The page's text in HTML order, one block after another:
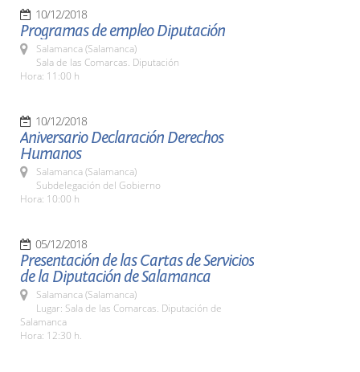
10/12/2018
Programas de empleo Diputación
Salamanca (Salamanca)
Sala de las Comarcas. Diputación
Hora: 11:00 h
10/12/2018
Aniversario Declaración Derechos
Humanos
Salamanca (Salamanca)
Subdelegación del Gobierno
Hora: 10:00 h
05/12/2018
Presentación de las Cartas de Servicios
de la Diputación de Salamanca
Salamanca (Salamanca)
Lugar: Sala de las Comarcas. Diputación de
Salamanca
Hora: 12:30 h.